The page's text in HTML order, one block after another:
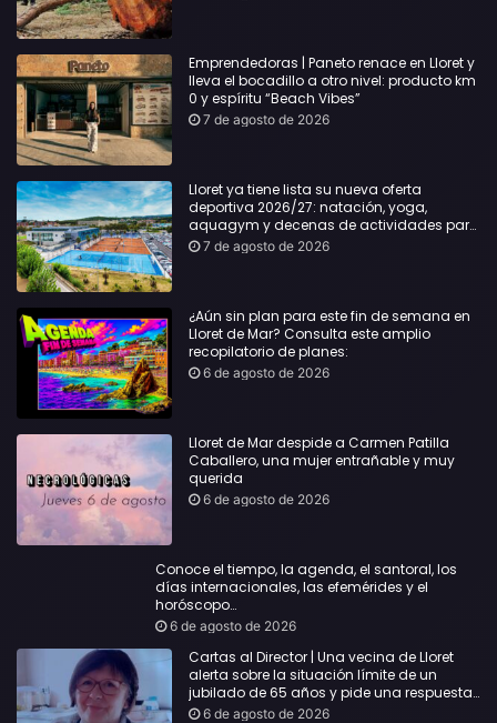
Emprendedoras | Paneto renace en Lloret y
lleva el bocadillo a otro nivel: producto km
0 y espíritu “Beach Vibes”
7 de agosto de 2026
Lloret ya tiene lista su nueva oferta
deportiva 2026/27: natación, yoga,
aquagym y decenas de actividades para
todas las edades
7 de agosto de 2026
¿Aún sin plan para este fin de semana en
Lloret de Mar? Consulta este amplio
recopilatorio de planes:
6 de agosto de 2026
Lloret de Mar despide a Carmen Patilla
Caballero, una mujer entrañable y muy
querida
6 de agosto de 2026
Conoce el tiempo, la agenda, el santoral, los
días internacionales, las efemérides y el
horóscopo…
6 de agosto de 2026
Cartas al Director | Una vecina de Lloret
alerta sobre la situación límite de un
jubilado de 65 años y pide una respuesta
urgente
6 de agosto de 2026